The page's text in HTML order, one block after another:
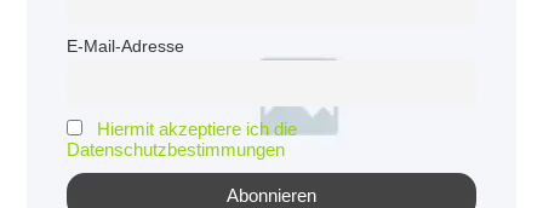
E-Mail-Adresse
Hiermit akzeptiere ich die
Datenschutzbestimmungen